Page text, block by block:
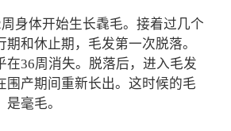
体开始生长毳毛。接着过几个
期和休止期，毛发第一次脱落。
在36周消失。脱落后，进入毛发
围产期间重新长出。这时候的毛
毫毛。